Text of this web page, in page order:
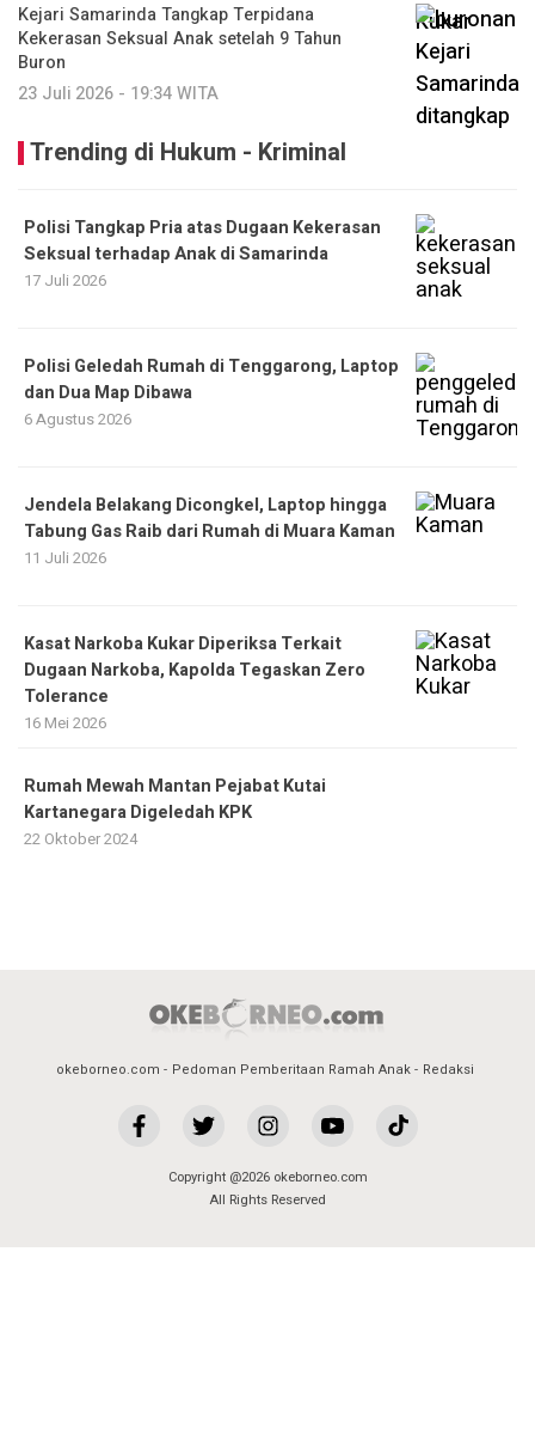
Kejari Samarinda Tangkap Terpidana
Kekerasan Seksual Anak setelah 9 Tahun
Buron
23 Juli 2026 - 19:34 WITA
Trending di Hukum - Kriminal
Polisi Tangkap Pria atas Dugaan Kekerasan
Seksual terhadap Anak di Samarinda
17 Juli 2026
Polisi Geledah Rumah di Tenggarong, Laptop
dan Dua Map Dibawa
6 Agustus 2026
Jendela Belakang Dicongkel, Laptop hingga
Tabung Gas Raib dari Rumah di Muara Kaman
11 Juli 2026
Kasat Narkoba Kukar Diperiksa Terkait
Dugaan Narkoba, Kapolda Tegaskan Zero
Tolerance
16 Mei 2026
Rumah Mewah Mantan Pejabat Kutai
Kartanegara Digeledah KPK
22 Oktober 2024
okeborneo.com Pedoman Pemberitaan Ramah Anak Redaksi
Copyright @2026 okeborneo.com
All Rights Reserved